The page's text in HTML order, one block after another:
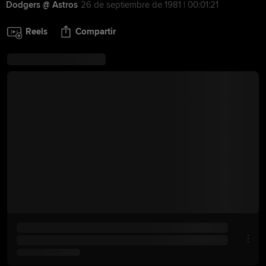
Dodgers @ Astros 26 de septiembre de 1981 | 00:01:21
Reels Compartir